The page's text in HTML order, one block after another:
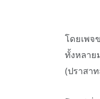
โดยเพจ
ทั้งหลาย
(ปราสา